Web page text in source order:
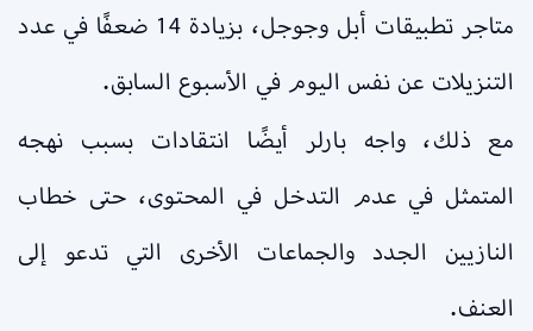
متاجر تطبيقات أبل وجوجل، بزيادة 14 ضعفًا في عدد
التنزيلات عن نفس اليوم في الأسبوع السابق.
مع ذلك، واجه بارلر أيضًا انتقادات بسبب نهجه
المتمثل في عدم التدخل في المحتوى، حتى خطاب
النازيين الجدد والجماعات الأخرى التي تدعو إلى
العنف.